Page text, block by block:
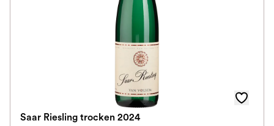
Saar Riesling trocken 2024